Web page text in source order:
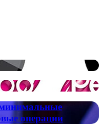
операции